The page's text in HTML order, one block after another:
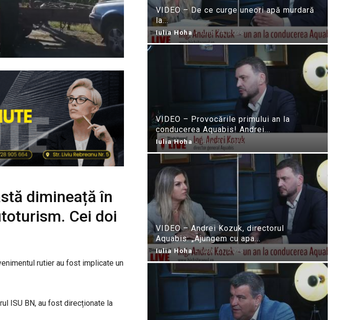
dimineață în
Cei doi
rutier au fost implicate un
ISU BN, au fost direcționate la
VIDEO – De ce curge uneori apă murdară
la...
Iulia Hoha - iulie 24, 2026
VIDEO – Provocările primului an la
conducerea Aquabis! Andrei...
Iulia Hoha - iulie 21, 2026
VIDEO – Andrei Kozuk, directorul
Aquabis: „Ajungem cu apa...
Iulia Hoha - iulie 21, 2026